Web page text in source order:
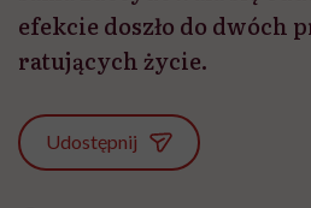
efekcie doszło do dwóch
ratujących życie.
Udostępnij